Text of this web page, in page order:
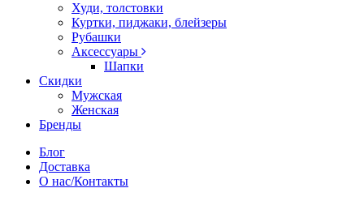
Худи, толстовки
Куртки, пиджаки, блейзеры
Рубашки
Аксессуары
Шапки
Скидки
Мужская
Женская
Бренды
Блог
Доставка
О нас/Контакты